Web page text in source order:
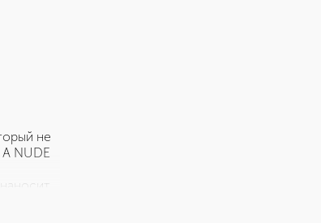
не
NUDE